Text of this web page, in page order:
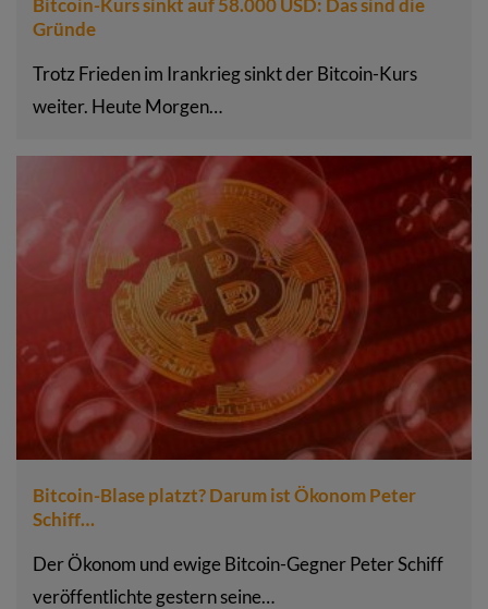
Bitcoin-Kurs sinkt auf 58.000 USD: Das sind die
Gründe
Trotz Frieden im Irankrieg sinkt der Bitcoin-Kurs
weiter. Heute Morgen…
Bitcoin-Blase platzt? Darum ist Ökonom Peter
Schiff…
Der Ökonom und ewige Bitcoin-Gegner Peter Schiff
veröffentlichte gestern seine…